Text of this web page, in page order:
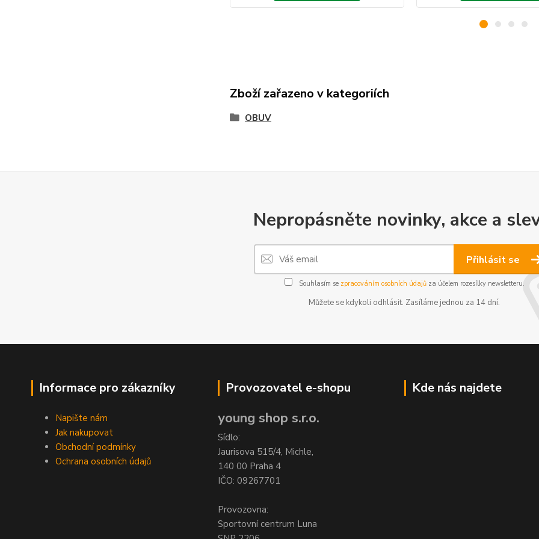
Zboží zařazeno v kategoriích
OBUV
Nepropásněte novinky, akce a
Přihlásit se
Souhlasím se zpracováním osobních údajůza účelem rozesílky newsletteru.
Můžete se kdykoli odhlásit. Zasíláme jednou za 14 dní.
Informace pro zákazníky
Napište nám
Jak nakupovat
Obchodní podmínky
Ochrana osobních údajů
Provozovatel e-shopu
young shop s.r.o.
Sídlo:
Jaurisova 515/4, Michle,
140 00 Praha 4
IČO: 09267701
Provozovna:
Sportovní centrum Luna
Kde nás najdete